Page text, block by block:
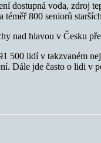
dostupná voda, zdroj
téměř 800 seniorů
nad hlavou v Česku
500 lidí v takzvaném
Dále jde často o lidi v